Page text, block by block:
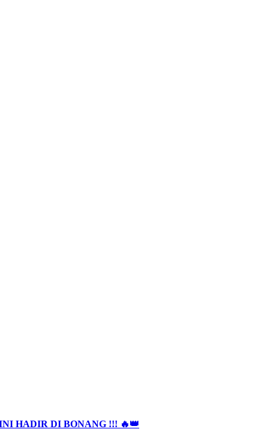
HADIR DI BONANG !!! 🔥👑